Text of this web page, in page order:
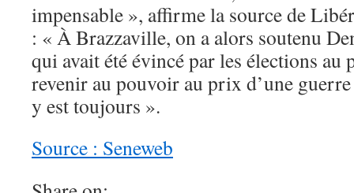
impensable », affirme la source de
: « À Brazzaville, on a alors soutenu
qui avait été évincé par les élections
revenir au pouvoir au prix d’une
y est toujours ».
Source : Seneweb